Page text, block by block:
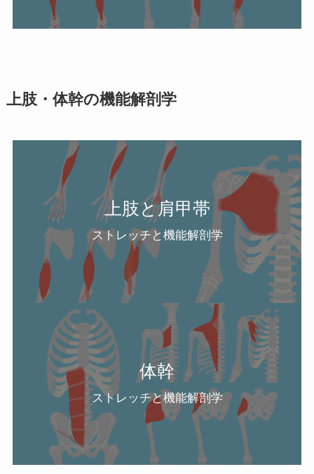
上肢・体幹の機能解剖学
上肢と肩甲帯
ストレッチと機能解剖学
体幹
ストレッチと機能解剖学